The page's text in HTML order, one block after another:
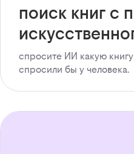
поиск книг с
спросите ИИ какую
спросили бы у человека.